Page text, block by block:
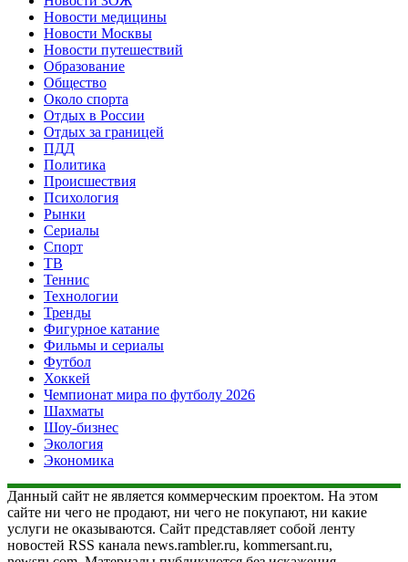
Новости медицины
Новости Москвы
Новости путешествий
Образование
Общество
Около спорта
Отдых в России
Отдых за границей
ПДД
Политика
Происшествия
Психология
Рынки
Сериалы
Спорт
ТВ
Теннис
Технологии
Тренды
Фигурное катание
Фильмы и сериалы
Футбол
Хоккей
Чемпионат мира по футболу 2026
Шахматы
Шоу-бизнес
Экология
Экономика
Данный сайт не является коммерческим проектом. На этом
сайте ни чего не продают, ни чего не покупают, ни какие
услуги не оказываются. Сайт представляет собой ленту
новостей RSS канала news.rambler.ru, kommersant.ru,